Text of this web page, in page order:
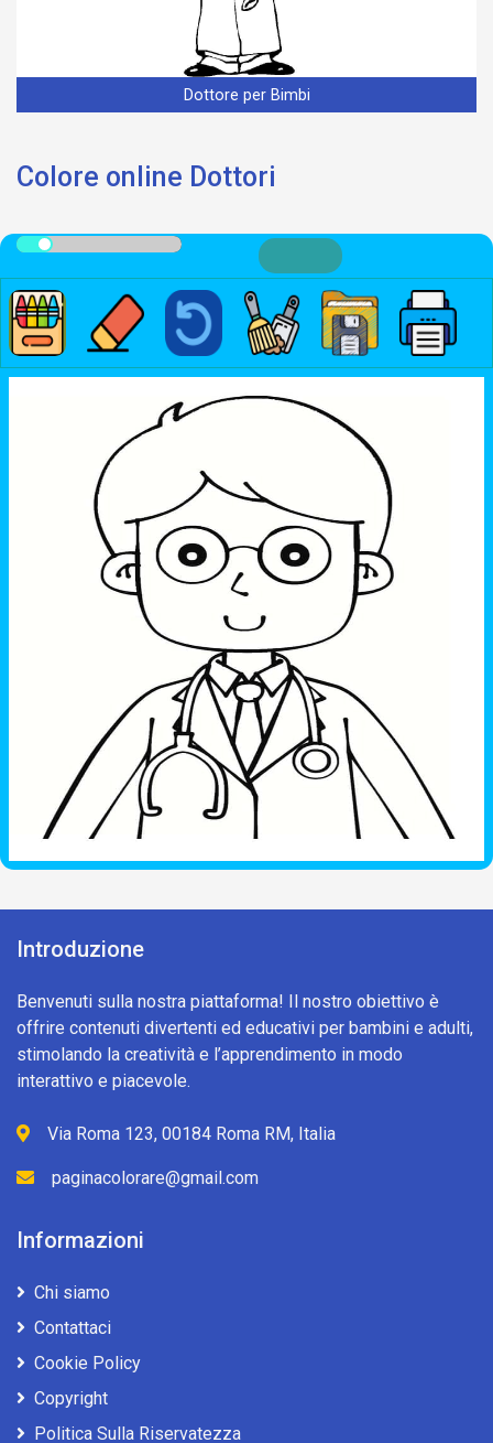
Dottore per Bimbi
Colore online Dottori
Introduzione
Benvenuti sulla nostra piattaforma! Il nostro obiettivo è
offrire contenuti divertenti ed educativi per bambini e adulti,
stimolando la creatività e l’apprendimento in modo
interattivo e piacevole.
Via Roma 123, 00184 Roma RM, Italia
paginacolorare@gmail.com
Informazioni
Chi siamo
Contattaci
Cookie Policy
Copyright
Politica Sulla Riservatezza